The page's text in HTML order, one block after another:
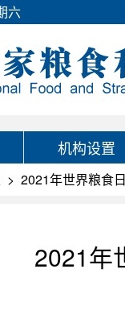
六
机构设置
> 2021年世界粮食
2021年